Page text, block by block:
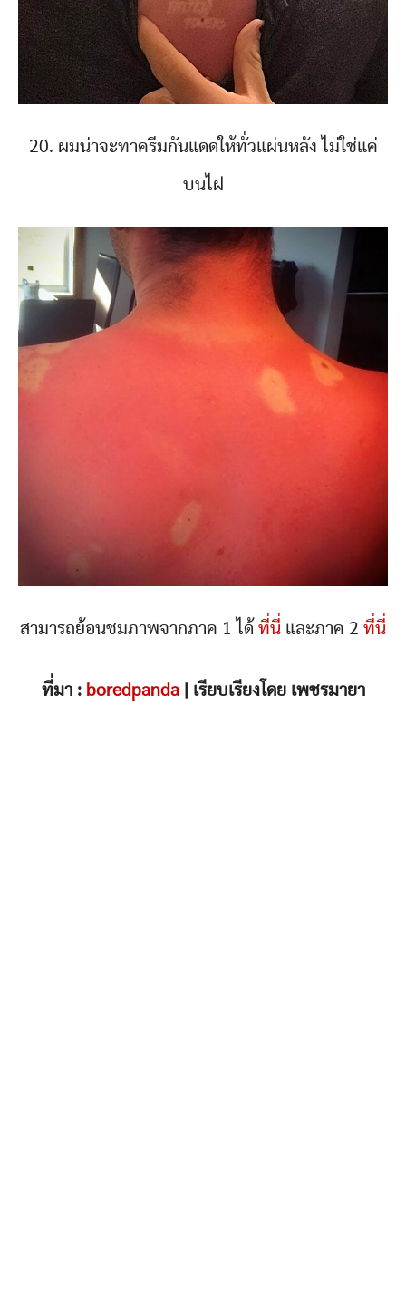
20. ผมน่าจะทาครีมกันแดดให้ทั่วแผ่นหลัง ไม่ใช่แค่
บนไฝ
สามารถย้อนชมภาพจากภาค 1 ได้ ที่นี่ และภาค 2 ที่นี่
ที่มา : boredpanda| เรียบเรียงโดย เพชรมายา